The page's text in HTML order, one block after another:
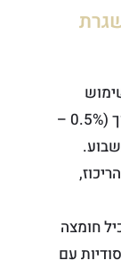
בחומצה סליצילית, התחילו בריכוז נמוך (0.5% –
חומצה
עם